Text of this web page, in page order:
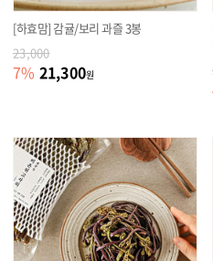
[하효맘] 감귤/보리 과즐 3봉
23,000
7% 21,300원